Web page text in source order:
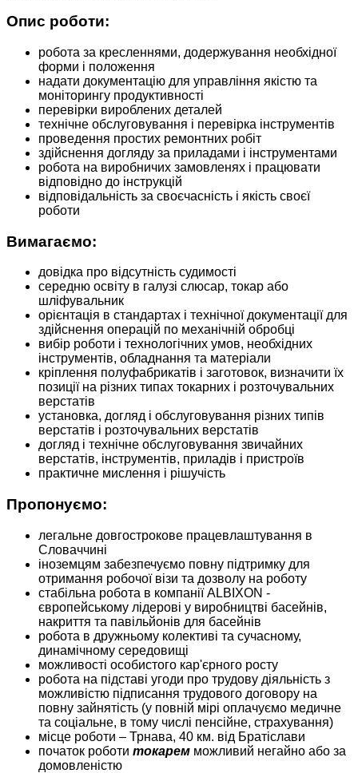
Опис роботи:
робота за кресленнями, додержування необхідної
форми і положення
надати документацію для управління якістю та
моніторингу продуктивності
перевірки вироблених деталей
технічне обслуговування і перевірка інструментів
проведення простих ремонтних робіт
здійснення догляду за приладами і інструментами
робота на виробничих замовленях і працювати
відповідно до інструкцій
відповідальність за своєчасність і якість своєї
роботи
Вимагаємо:
довідка про відсутність судимості
середню освіту в галузі слюсар, токар або
шліфувальник
орієнтація в стандартах і технічної документації для
здійснення операцій по механічній обробці
вибір роботи і технологічних умов, необхідних
інструментів, обладнання та матеріали
кріплення полуфабрикатів і заготовок, визначити їх
позиції на різних типах токарних і розточувальних
верстатів
установка, догляд і обслуговування різних типів
верстатів і розточувальних верстатів
догляд і технічне обслуговування звичайних
верстатів, інструментів, приладів і пристроїв
практичне мислення і рішучість
Пропонуємо:
легальне довгострокове працевлаштування в
Словаччині
іноземцям забезпечуємо повну підтримку для
отримання робочої візи та дозволу на роботу
стабільна робота в компанії ALBIXON -
європейському лідерові у виробництві басейнів,
накриття та павільйонів для басейнів
робота в дружньому колективі та сучасному,
динамічному середовищі
можливості особистого кар'єрного росту
робота на підставі угоди про трудову діяльність з
можливістю підписання трудового договору на
повну зайнятість (у повній мірі оплачуємо медичне
та соціальне, в тому числі пенсійне, страхування)
місце роботи – Трнава, 40 км. від Братіслави
початок роботи токарем можливий негайно або за
домовленістю